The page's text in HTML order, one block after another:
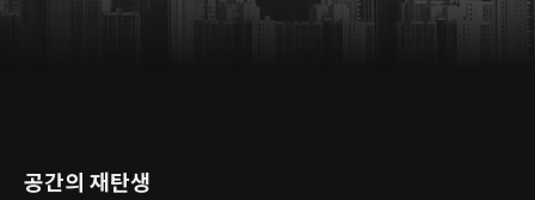
공간의 재탄생